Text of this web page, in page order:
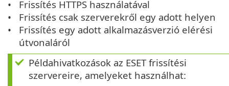
Frissítés HTTPS használatával
Frissítés csak szerverekről egy adott helyen
Frissítés egy adott alkalmazásverzió elérési
útvonaláról
Példahivatkozások az ESET frissítési
szervereire, amelyeket használhat: